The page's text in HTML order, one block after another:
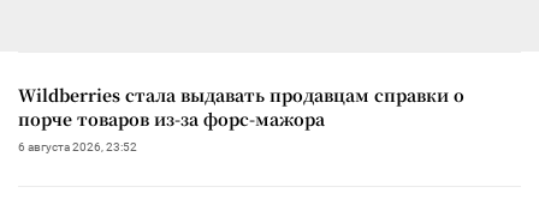
Wildberries стала выдавать продавцам справки о
порче товаров из-за форс-мажора
6 августа 2026, 23:52